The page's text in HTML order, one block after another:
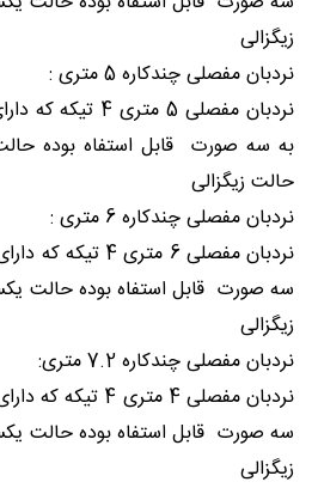
زیگزالی
نردبان مفصلی چندکاره 5 متری :
به سه صورت قابل استفاه بوده
حالت زیگزالی
نردبان مفصلی چندکاره 6 متری :
سه صورت قابل استفاه بوده حالت
زیگزالی
نردبان مفصلی چندکاره 7.2 متری:
سه صورت قابل استفاه بوده حالت
زیگزالی